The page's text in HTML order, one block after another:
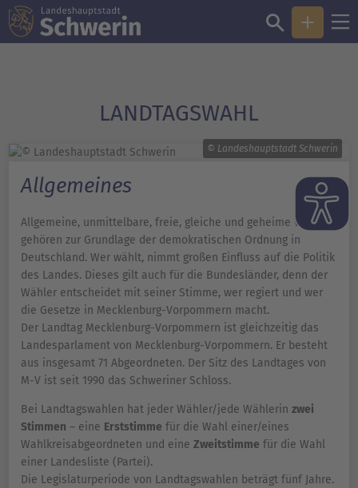
LANDTAGS­WAHL
© Landeshauptstadt Schwerin
Allgemeines
Allgemeine, unmittelbare, freie, gleiche und geheime Wahlen
gehören zur Grundlage der demokratischen Ordnung in
Deutschland. Wer wählt, nimmt großen Einfluss auf die Politik
des Landes. Dieses gilt auch für die Bundesländer, denn der
Wähler entscheidet mit seiner Stimme, wer regiert und wer
die Gesetze in Mecklenburg-Vorpommern macht.
Der Landtag Mecklenburg-Vorpommern ist gleichzeitig das
Landesparlament von Mecklenburg-Vorpommern. Er besteht
aus insgesamt 71 Abgeordneten. Der Sitz des Landtages von
M-V ist seit 1990 das Schweriner Schloss.
Bei Landtagswahlen hat jeder Wähler/jede Wählerin zwei
Stimmen – eine Erststimme für die Wahl einer/eines
Wahlkreisabgeordneten und eine Zweitstimme für die Wahl
einer Landesliste (Partei).
Die Legislaturperiode von Landtagswahlen beträgt fünf Jahre.